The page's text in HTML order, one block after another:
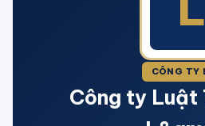
CÔNG TY
Công ty Luật